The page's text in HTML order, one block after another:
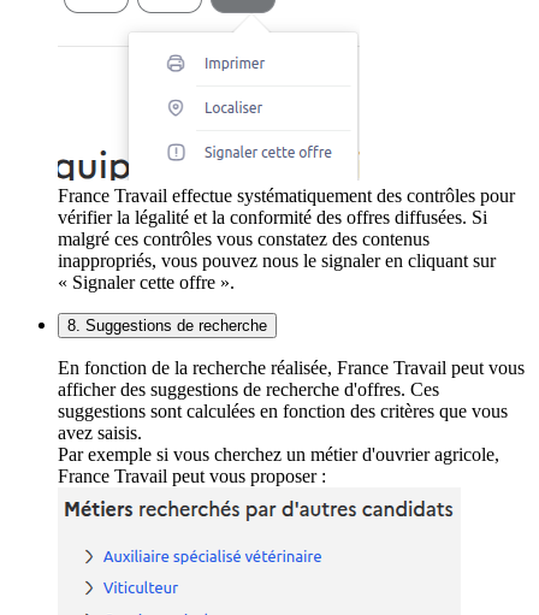
France Travail effectue systématiquement des contrôles pour
vérifier la légalité et la conformité des offres diffusées. Si
malgré ces contrôles vous constatez des contenus
inappropriés, vous pouvez nous le signaler en cliquant sur
« Signaler cette offre ».
8. Suggestions de recherche
En fonction de la recherche réalisée, France Travail peut vous
afficher des suggestions de recherche d'offres. Ces
suggestions sont calculées en fonction des critères que vous
avez saisis.
Par exemple si vous cherchez un métier d'ouvrier agricole,
France Travail peut vous proposer :